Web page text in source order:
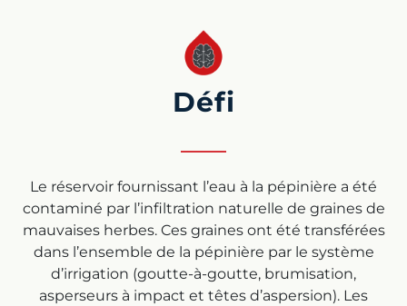
Défi
Le réservoir fournissant l’eau à la pépinière a été
contaminé par l’infiltration naturelle de graines de
mauvaises herbes. Ces graines ont été transférées
dans l’ensemble de la pépinière par le système
d’irrigation (goutte-à-goutte, brumisation,
asperseurs à impact et têtes d’aspersion). Les